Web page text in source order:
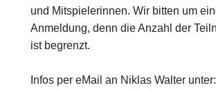
und Mitspielerinnen. Wir bitten um
Anmeldung, denn die Anzahl der
ist begrenzt.
Infos per eMail an Niklas Walter unter: